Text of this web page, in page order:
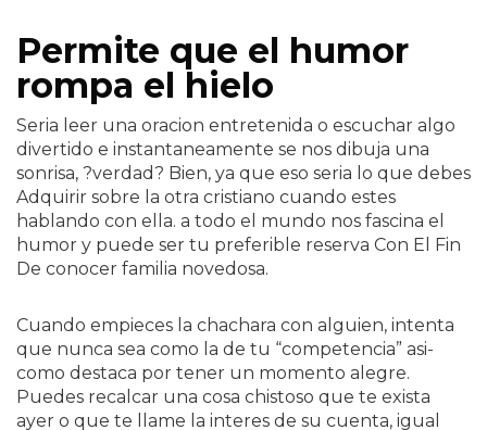
Permite que el humor
rompa el hielo
Seri­a leer una oracion entretenida o escuchar algo
divertido e instantaneamente se nos dibuja una
sonrisa, ?verdad? Bien, ya que eso seri­a lo que debes
Adquirir sobre la otra cristiano cuando estes
hablando con ella. a todo el mundo nos fascina el
humor y puede ser tu preferible reserva Con El Fin
De conocer familia novedosa.
Cuando empieces la chachara con alguien, intenta
que nunca sea como la de tu “competencia” asi­
como destaca por tener un momento alegre.
Puedes recalcar una cosa chistoso que te exista
ayer o que te llame la interes de su cuenta, igual